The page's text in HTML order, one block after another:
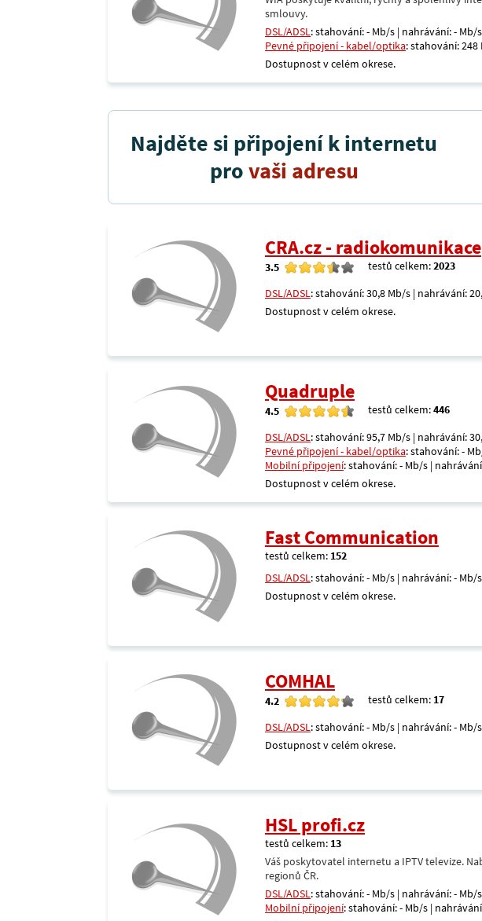
smlouvy.
DSL/ADSL: stahování: - Mb/s | nahrávání: - Mb/
Pevné připojení - kabel/optika: stahování: 248
Dostupnost v celém okrese.
Najděte si připojení k internetu
provaši adresu
CRA.cz - radiokomunikace
3.5 testů celkem:2023
DSL/ADSL: stahování: 30,8 Mb/s | nahrávání:
Dostupnost v celém okrese.
Quadruple
4.5 testů celkem:446
DSL/ADSL: stahování: 95,7 Mb/s | nahrávání:
Pevné připojení - kabel/optika: stahování: -
Mobilní připojení: stahování: - Mb/s |
Dostupnost v celém okrese.
Fast Communication
testů celkem: 152
DSL/ADSL: stahování: - Mb/s | nahrávání: - Mb/
Dostupnost v celém okrese.
COMHAL
4.2 testů celkem: 17
DSL/ADSL: stahování: - Mb/s | nahrávání: - Mb/
Dostupnost v celém okrese.
HSL profi.cz
testů celkem: 13
Váš poskytovatel internetu a IPTV televize.
regionů ČR.
DSL/ADSL: stahování: - Mb/s | nahrávání: - Mb/
Mobilní připojení: stahování: - Mb/s |